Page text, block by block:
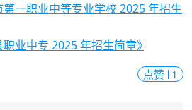
第一职业中等专业学校 2025 年招生
业中专 2025 年招生简章》
点赞 1